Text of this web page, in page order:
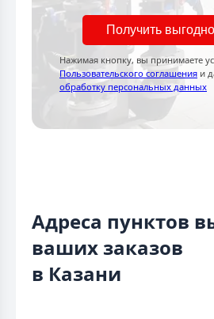
Получить
Нажимая кнопку, вы принимаете
Пользовательского соглашения и
обработку персональных данных
Адреса пунктов
ваших заказов
в Казани